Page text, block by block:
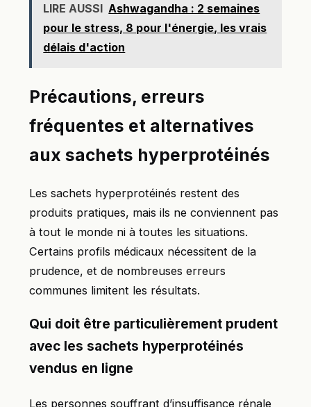
LIRE AUSSI Ashwagandha : 2 semaines
pour le stress, 8 pour l'énergie, les vrais
délais d'action
Précautions, erreurs
fréquentes et alternatives
aux sachets hyperprotéinés
Les sachets hyperprotéinés restent des
produits pratiques, mais ils ne conviennent pas
à tout le monde ni à toutes les situations.
Certains profils médicaux nécessitent de la
prudence, et de nombreuses erreurs
communes limitent les résultats.
Qui doit être particulièrement prudent
avec les sachets hyperprotéinés
vendus en ligne
Les personnes souffrant d’insuffisance rénale